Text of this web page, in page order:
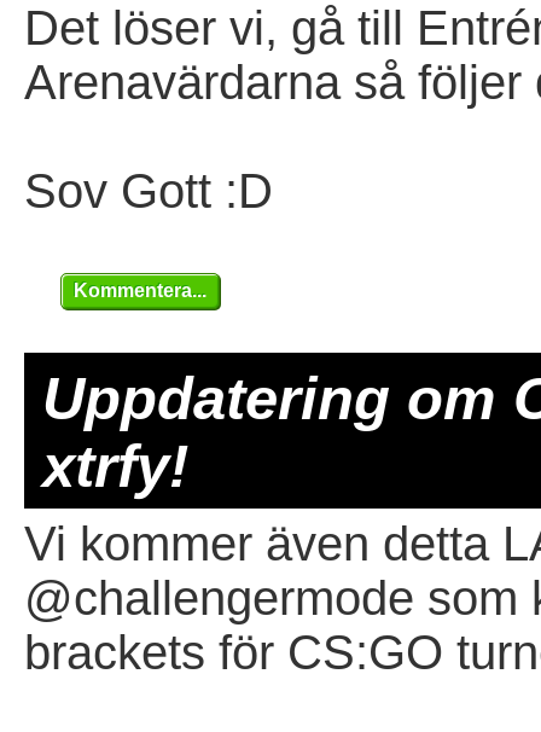
Det löser vi, gå till
Arenavärdarna så
Sov Gott :D
Kommentera...
Uppdatering om
xtrfy!
Vi kommer även detta
@challengermode som
brackets för CS:GO